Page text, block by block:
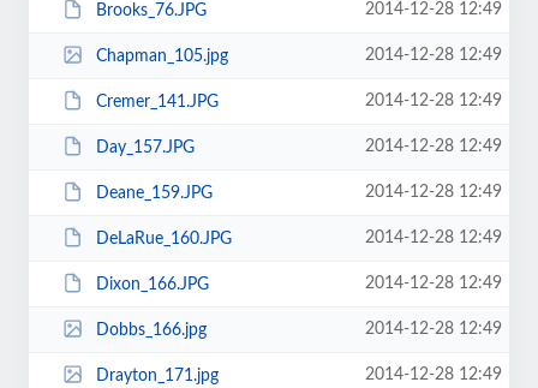
Brooks_76.JPG 2014-12-28 12:49
Chapman_105.jpg 2014-12-28 12:49
Cremer_141.JPG 2014-12-28 12:49
Day_157.JPG 2014-12-28 12:49
Deane_159.JPG 2014-12-28 12:49
DeLaRue_160.JPG 2014-12-28 12:49
Dixon_166.JPG 2014-12-28 12:49
Dobbs_166.jpg 2014-12-28 12:49
Drayton_171.jpg 2014-12-28 12:49